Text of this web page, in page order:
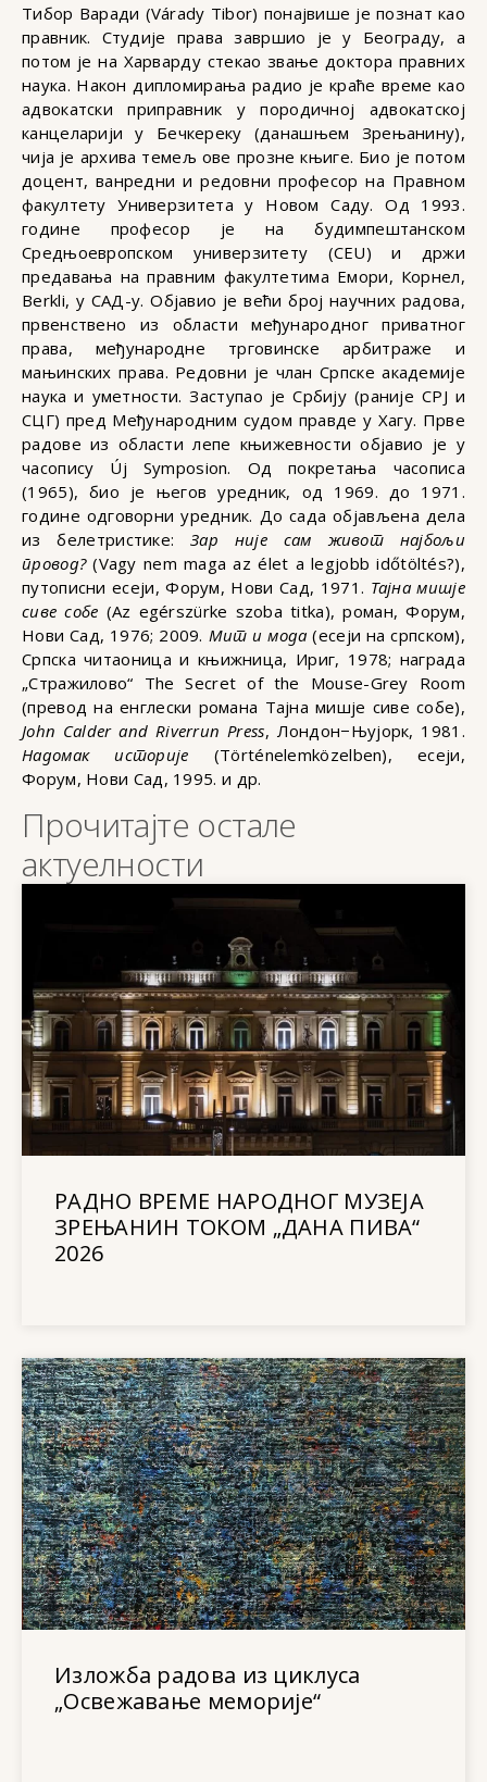
Тибор Варади (Várady Tibor) понајвише је познат као
правник. Студије права завршио је у Београду, а
потом је на Харварду стекао звање доктора правних
наука. Након дипломирања радио је краће време као
адвокатски приправник у породичној адвокатској
канцеларији у Бечкереку (данашњем Зрењанину),
чија је архива темељ ове прозне књиге. Био је потом
доцент, ванредни и редовни професор на Правном
факултету Универзитета у Новом Саду. Од 1993.
године професор је на будимпештанском
Средњоевропском универзитету (CEU) и држи
предавања на правним факултетима Емори, Корнел,
Berkli, у САД-у. Објавио је већи број научних радова,
првенствено из области међународног приватног
права, међународне трговинске арбитраже и
мањинских права. Редовни је члан Српске академије
наука и уметности. Заступао је Србију (раније СРЈ и
СЦГ) пред Међународним судом правде у Хагу. Прве
радове из области лепе књижевности објавио је у
часопису Új Symposion. Од покретања часописа
(1965), био је његов уредник, од 1969. до 1971.
године одговорни уредник. До сада објављена дела
из белетристике:Зар није сам живот најбољи
провод?(Vagy nem maga az élet a legjobb időtöltés?),
путописни есеји, Форум, Нови Сад, 1971. Тајна мишје
сиве собе (Az egérszürke szoba titka), роман, Форум,
Нови Сад, 1976; 2009. Мит и мода (есеји на српском),
Српска читаоница и књижница, Ириг, 1978; награда
„Стражилово“ The Secret of the Mouse-Grey Room
(превод на енглески романа Тајна мишје сиве собе),
John Calder and Riverrun Press, Лондон−Њујорк, 1981.
Надомак историје (Történelemközel­ben), есеји,
Форум, Нови Сад, 1995. и др.
Прочитајте остале
актуелности
РАДНО ВРЕМЕ НАРОДНОГ МУЗЕЈА
ЗРЕЊАНИН ТОКОМ „ДАНА ПИВА“
2026
Изложба радова из циклуса
„Освежавање меморије“